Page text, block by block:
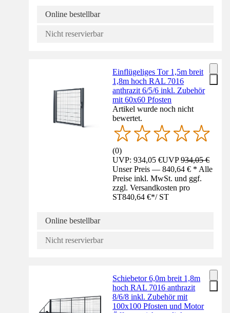
Online bestellbar
Nicht reservierbar
Einflügeliges Tor 1,5m breit
1,8m hoch RAL 7016
anthrazit 6/5/6 inkl. Zubehör
mit 60x60 Pfosten
Artikel wurde noch nicht
bewertet.
(0)
UVP: 934,05 €UVP934,05 €
Unser Preis — 840,64 € * Alle
Preise inkl. MwSt. und ggf.
zzgl. Versandkosten pro
ST840,64 €*/ ST
Online bestellbar
Nicht reservierbar
Schiebetor 6,0m breit 1,8m
hoch RAL 7016 anthrazit
8/6/8 inkl. Zubehör mit
100x100 Pfosten und Motor